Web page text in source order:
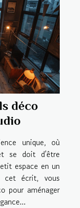
déco
unique, où
se doit d'être
espace en un
cet écrit, vous
pour aménager